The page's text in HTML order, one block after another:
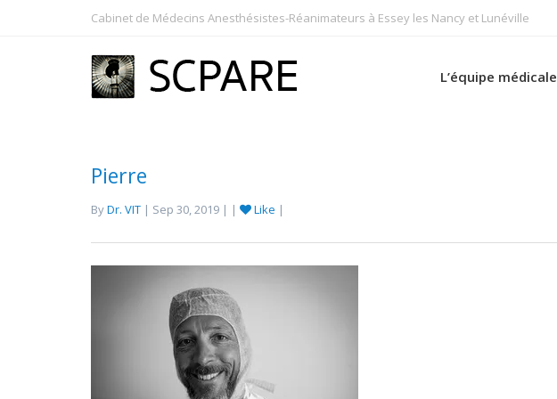
Cabinet de Médecins Anesthésistes-Réanimateurs à Essey les Nancy et Lunéville
L’équipe médicale
Pierre
ByDr. VIT | Sep 30, 2019 | | Like |